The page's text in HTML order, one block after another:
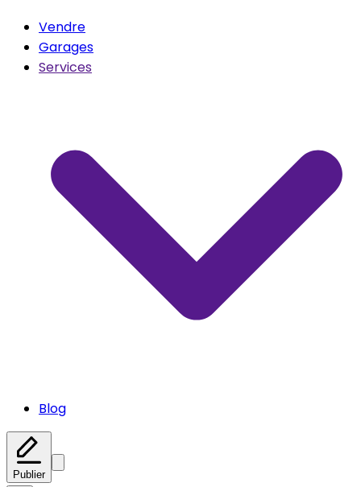
Vendre
Garages
Services
Blog
Publier